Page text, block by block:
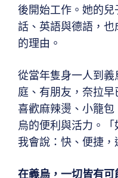
後開始工作。她的
話、英語與德語，
的理由。
從當年隻身一人到
庭、有朋友，奈拉
喜歡麻辣燙、小籠
烏的便利與活力。「
我會說：快、便捷，
在義烏，一切皆有可